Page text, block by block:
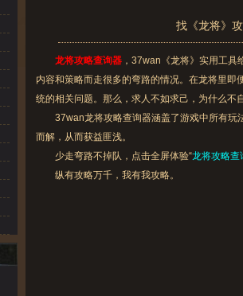
找《龙将》
龙将攻略查询器 ，37wan《龙将》实用工
内容和策略而走很多的弯路的情况。在龙将里
统的相关问题。那么，求人不如求己，为什么不
37wan龙将攻略查询器涵盖了游戏中所有玩
而解，从而获益匪浅。
少走弯路不掉队，点击全屏体验“龙将攻略查
纵有攻略万千，我有我攻略。